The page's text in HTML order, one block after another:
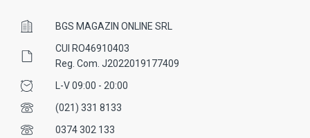
BGS MAGAZIN ONLINE SRL
CUI RO46910403
Reg. Com. J2022019177409
L-V 09:00 - 20:00
(021) 331 8133
0374 302 133